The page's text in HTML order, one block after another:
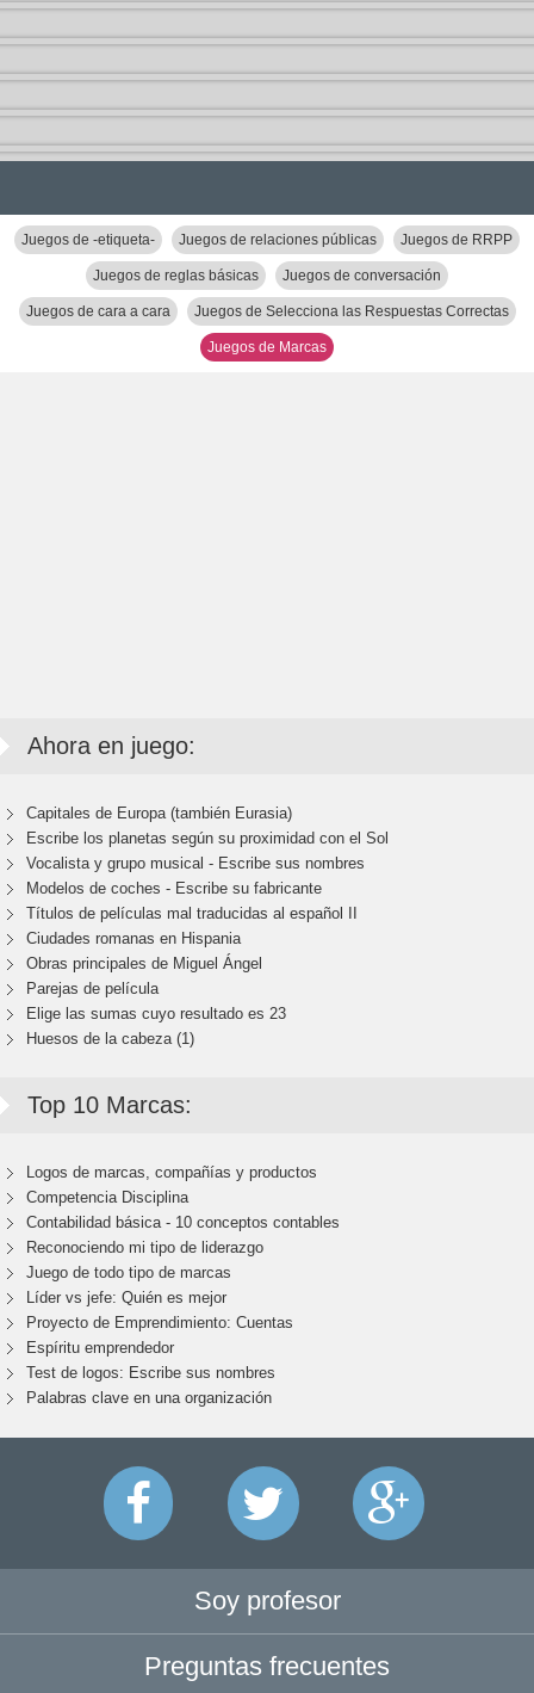
Juegos de -etiqueta- Juegos de relaciones públicas Juegos de RRPP
Juegos de reglas básicas Juegos de conversación
Juegos de cara a cara Juegos de Selecciona las Respuestas Correctas
Juegos de Marcas
Ahora en juego:
Capitales de Europa (también Eurasia)
Escribe los planetas según su proximidad con el Sol
Vocalista y grupo musical - Escribe sus nombres
Modelos de coches - Escribe su fabricante
Títulos de películas mal traducidas al español II
Ciudades romanas en Hispania
Obras principales de Miguel Ángel
Parejas de película
Elige las sumas cuyo resultado es 23
Huesos de la cabeza (1)
Top 10 Marcas:
Logos de marcas, compañías y productos
Competencia Disciplina
Contabilidad básica - 10 conceptos contables
Reconociendo mi tipo de liderazgo
Juego de todo tipo de marcas
Líder vs jefe: Quién es mejor
Proyecto de Emprendimiento: Cuentas
Espíritu emprendedor
Test de logos: Escribe sus nombres
Palabras clave en una organización
Soy profesor
Preguntas frecuentes